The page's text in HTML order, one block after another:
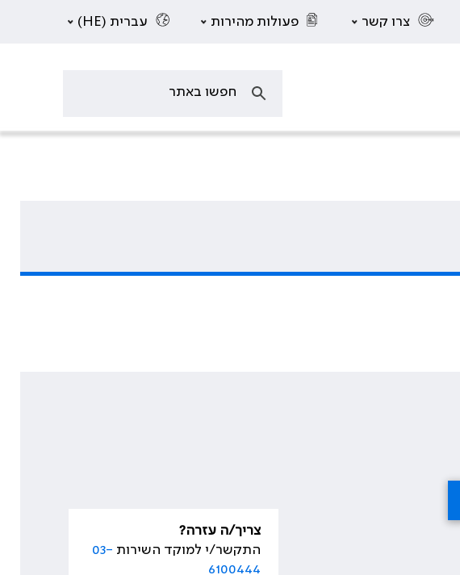
צרו קשר פעולות מהירות עברית (HE)
צריך/ה עזרה?
התקשר/י למוקד השירות 03-
6100444